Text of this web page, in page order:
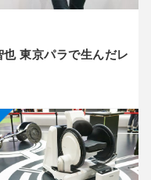
東京パラで生んだレ